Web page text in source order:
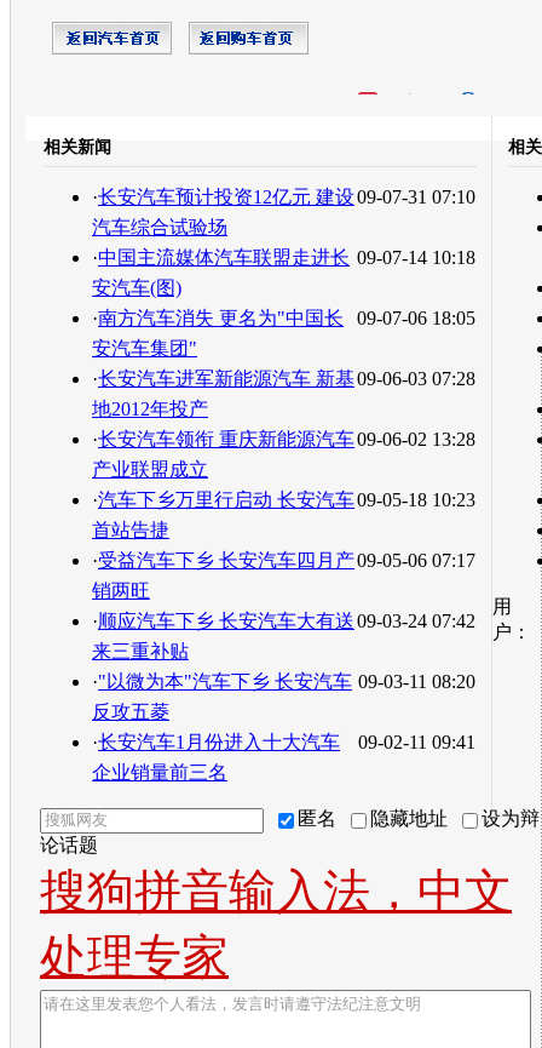
转发至：
相关新闻
09-07-31 07:10
·长安汽车预计投资12亿元 建设
汽车综合试验场
09-07-14 10:18
·中国主流媒体汽车联盟走进长
安汽车(图)
09-07-06 18:05
·南方汽车消失 更名为"中国长
安汽车集团"
09-06-03 07:28
·长安汽车进军新能源汽车 新基
地2012年投产
09-06-02 13:28
·长安汽车领衔 重庆新能源汽车
产业联盟成立
09-05-18 10:23
·汽车下乡万里行启动 长安汽车
首站告捷
09-05-06 07:17
·受益汽车下乡 长安汽车四月产
销两旺
09-03-24 07:42
·顺应汽车下乡 长安汽车大有送
来三重补贴
09-03-11 08:20
·"以微为本"汽车下乡 长安汽车
反攻五菱
09-02-11 09:41
·长安汽车1月份进入十大汽车
企业销量前三名
相
用
户：
匿名 隐藏地址
设为辩
论话题
搜狗拼音输入法，中文
处理专家